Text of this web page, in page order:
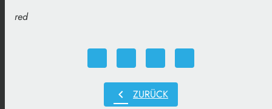
red
chevron_left ZURÜCK